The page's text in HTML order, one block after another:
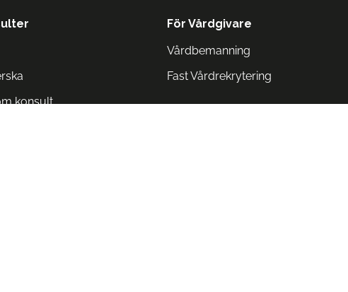
konsult
För Vårdgivare
Vårdbemanning
Fast Vårdrekrytering